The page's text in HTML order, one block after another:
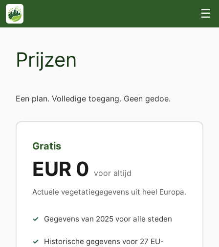
☰
Prijzen
Een plan. Volledige toegang. Geen gedoe.
Gratis
EUR 0 voor altijd
Actuele vegetatiegegevens uit heel Europa.
Gegevens van 2025 voor alle steden
Historische gegevens voor 27 EU-